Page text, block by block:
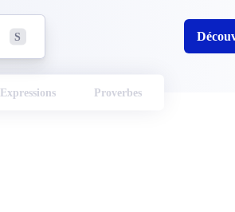
S
Expressions Proverbes